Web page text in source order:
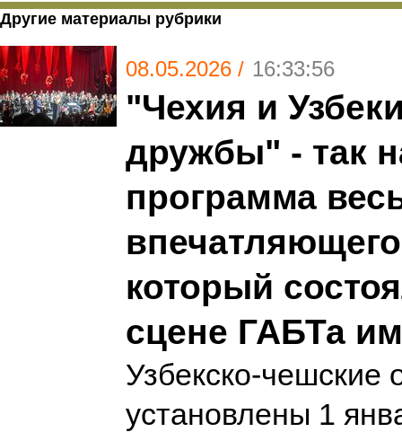
Другие материалы рубрики
08.05.2026 / 16:33:56
"Чехия и
дружбы" - так
программа
который
сцене ГАБТа
Узбекско-чешские
установлены 1